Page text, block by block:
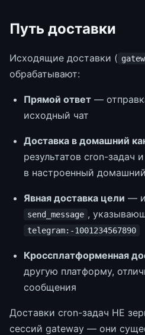
Путь доставки
Исходящие доставки (
обрабатывают:
Прямой ответ —
исходный чат
Доставка в домашний
результатов cron-задач
в настроенный
Явная доставка цели —
send_message ,
telegram:-1001234567890
Кроссплатформенная
другую платформу,
сообщения
Доставки cron-задач НЕ
сессий gateway — они